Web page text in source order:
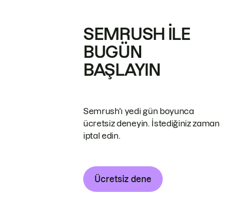
SEMRUSH ILE
BUGÜN
BAŞLAYIN
Semrush'ı yedi gün boyunca
ücretsiz deneyin. İstediğiniz zaman
iptal edin.
Ücretsiz dene